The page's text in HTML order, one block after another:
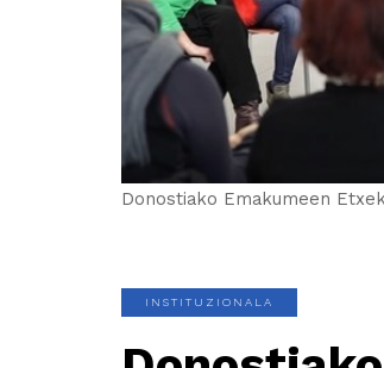
Donostiako Emakumeen
INSTITUZIONALA